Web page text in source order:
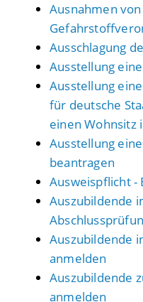
Ausnahmen
Ausschlagung
Ausstellung
Ausstellung
für deutsche
einen Wohnsitz
Ausstellung
beantragen
Ausweispflicht -
Auszubildende
Auszubildende
anmelden
Auszubildende
anmelden